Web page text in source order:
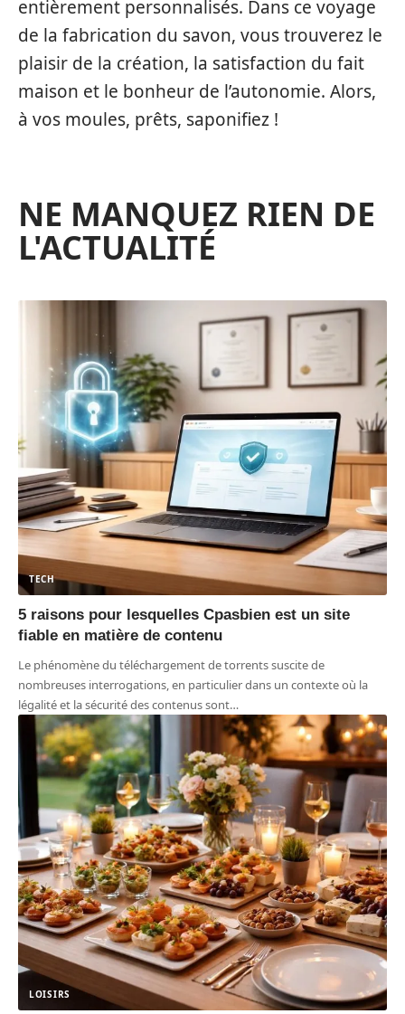
entièrement personnalisés. Dans ce voyage
de la fabrication du savon, vous trouverez le
plaisir de la création, la satisfaction du fait
maison et le bonheur de l’autonomie. Alors,
à vos moules, prêts, saponifiez !
NE MANQUEZ RIEN DE
L'ACTUALITÉ
TECH
5 raisons pour lesquelles Cpasbien est un site
fiable en matière de contenu
Le phénomène du téléchargement de torrents suscite de
nombreuses interrogations, en particulier dans un contexte où la
légalité et la sécurité des contenus sont…
LOISIRS